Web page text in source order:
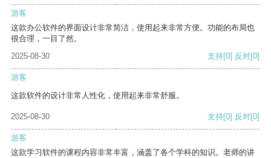
游客
这款办公软件的界面设计非常简洁，使用起来非常方便。功能的布局也
很合理，一目了然。
2025-08-30
支持[0] 反对[0]
游客
这款软件的设计非常人性化，使用起来非常舒服。
2025-08-30 支持[0] 反对[0]
游客
这款学习软件的课程内容非常丰富，涵盖了各个学科的知识。老师的讲